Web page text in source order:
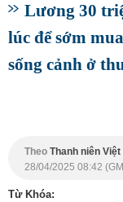
Lương 30
lúc để sớm
sống cảnh ở
Theo Thanh niên Việt
28/04/2025 08:42
Từ Khóa: